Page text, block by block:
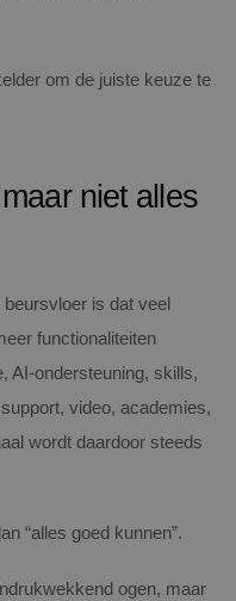
om de juiste keuze te
niet alles
is dat veel
functionaliteiten
AI-ondersteuning, skills,
video, academies,
wordt daardoor steeds
“alles goed kunnen”.
ogen, maar